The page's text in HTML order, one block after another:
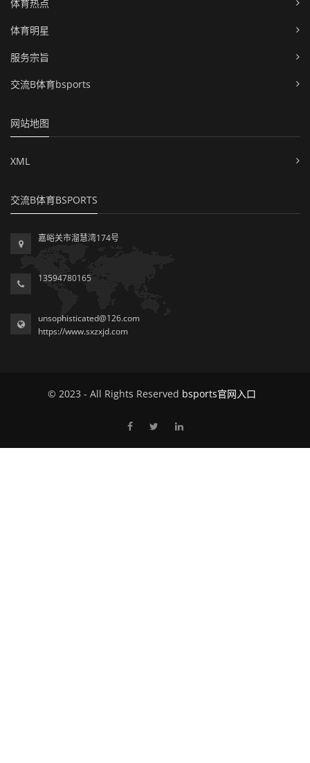
体育热点
体育明星
服务宗旨
交流B体育bsports
网站地图
XML
交流B体育BSPORTS
嘉峪关市溜慧湾174号
13594780165
unsophisticated@126.com
https://www.sxzxjd.com
© 2023 - All Rights Reserved bsports官网入口